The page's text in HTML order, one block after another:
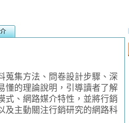
集方法、問卷設計步驟、深
懂的理論說明，引導讀者了解
式、網路媒介特性，並將行銷
及主動關注行銷研究的網路科